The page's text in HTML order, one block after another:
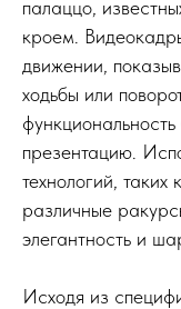
палаццо,
кроем.
движении,
ходьбы или
презентацию.
технологий,
различные
элегантность и
Исходя из